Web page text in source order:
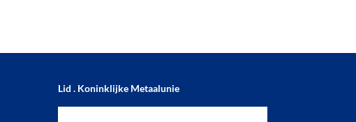
Lid . Koninklijke Metaalunie